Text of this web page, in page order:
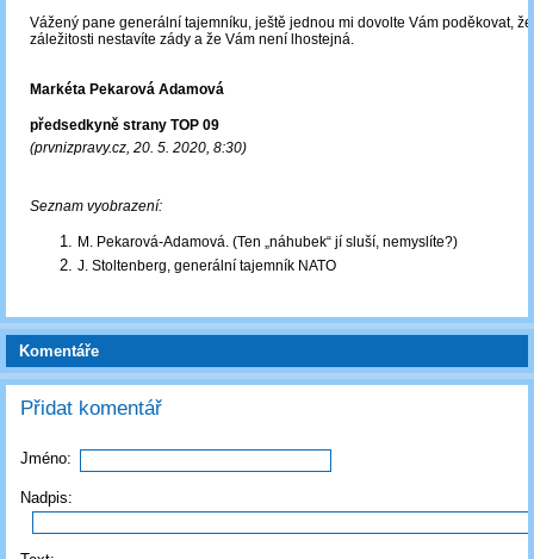
Vážený pane generální tajemníku, ještě jednou mi dovolte Vám poděkovat,
záležitosti nestavíte zády a že Vám není lhostejná.
Markéta Pekarová Adamová
předsedkyně strany TOP 09
(prvnizpravy.cz, 20. 5. 2020, 8:30)
Seznam vyobrazení:
M. Pekarová-Adamová. (Ten „náhubek“ jí sluší, nemyslíte?)
J. Stoltenberg, generální tajemník NATO
Komentáře
Přidat komentář
Jméno:
Nadpis: